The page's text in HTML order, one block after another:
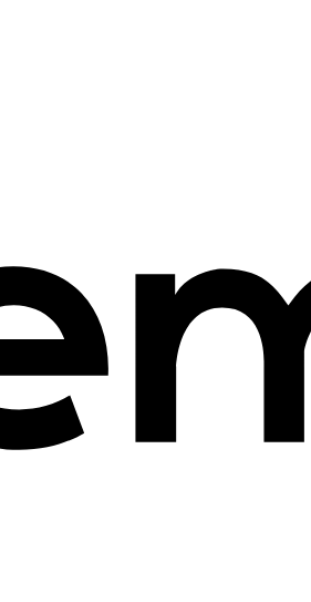
et de la santé mentale, VST est la